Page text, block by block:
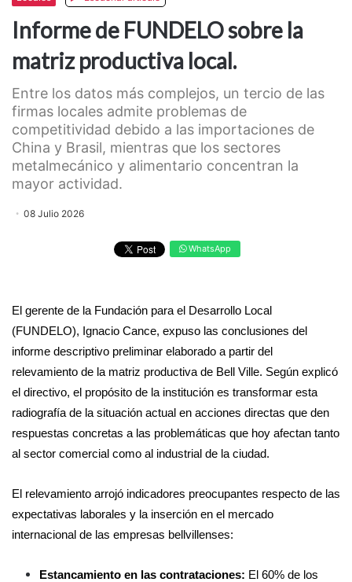
Informe de FUNDELO sobre la
matriz productiva local.
Entre los datos más complejos, un tercio de las
firmas locales admite problemas de
competitividad debido a las importaciones de
China y Brasil, mientras que los sectores
metalmecánico y alimentario concentran la
mayor actividad.
08 Julio 2026
WhatsApp
El gerente de la Fundación para el Desarrollo Local
(FUNDELO), Ignacio Cance, expuso las conclusiones del
informe descriptivo preliminar elaborado a partir del
relevamiento de la matriz productiva de Bell Ville. Según explicó
el directivo, el propósito de la institución es transformar esta
radiografía de la situación actual en acciones directas que den
respuestas concretas a las problemáticas que hoy afectan tanto
al sector comercial como al industrial de la ciudad.
El relevamiento arrojó indicadores preocupantes respecto de las
expectativas laborales y la inserción en el mercado
internacional de las empresas bellvillenses:
Estancamiento en las contrataciones: El 60% de los